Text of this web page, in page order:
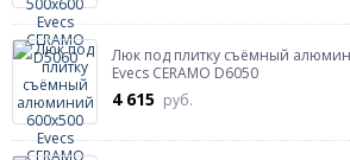
Люк под плитку съёмный
Evecs CERAMO D6050
4 615 руб.